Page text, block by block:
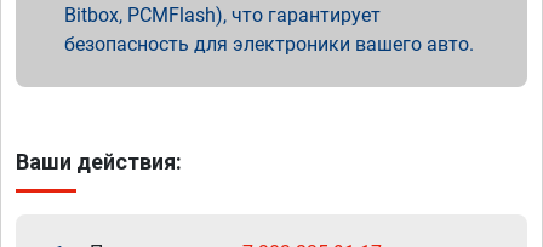
Bitbox, PCMFlash), что гарантирует
безопасность для электроники вашего авто.
Ваши действия: